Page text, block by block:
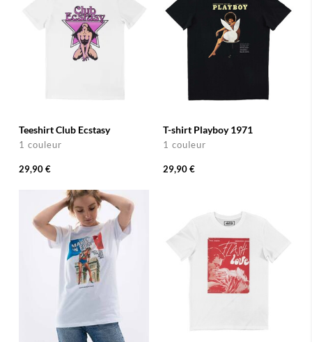
Teeshirt Club Ecstasy
1 couleur
29,90 €
T-shirt Playboy 1971
1 couleur
29,90 €